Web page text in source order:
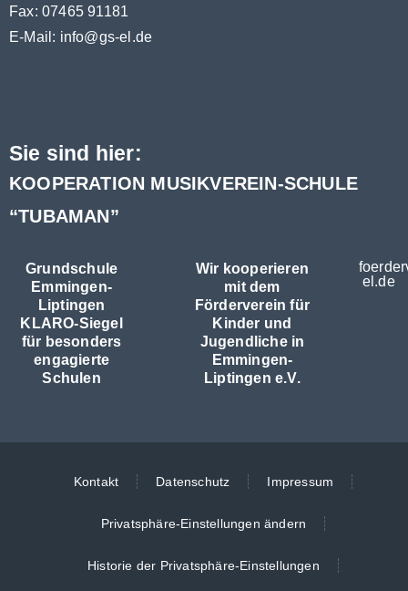
Fax: 07465 91181
E-Mail: info@gs-el.de
Sie sind hier:
KOOPERATION MUSIKVEREIN-SCHULE
“TUBAMAN”
Grundschule
Emmingen-
Liptingen
KLARO-Siegel
für besonders
engagierte
Schulen
Wir kooperieren
mit dem
Förderverein für
Kinder und
Jugendliche in
Emmingen-
Liptingen e.V.
el.de
Kontakt Datenschutz Impressum
Privatsphäre-Einstellungen ändern
Historie der Privatsphäre-Einstellungen